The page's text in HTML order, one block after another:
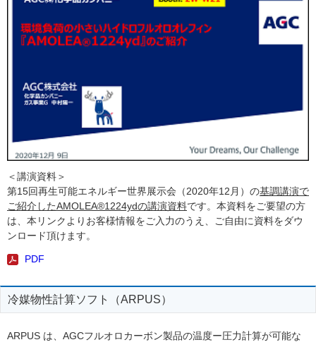
＜講演資料＞
第15回再生可能エネルギー世界展示会（2020年12月）の基調講演で
ご紹介したAMOLEA®1224ydの講演資料です。本資料をご要望の方
は、本リンクよりお客様情報をご入力のうえ、ご自由に資料をダウ
ンロード頂けます。
PDF
冷媒物性計算ソフト（ARPUS）
ARPUS は、AGCフルオロカーボン製品の温度ー圧力計算が可能な